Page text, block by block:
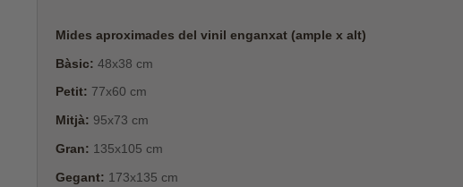
Mides aproximades del vinil enganxat (ample x alt)
Bàsic: 48x38 cm
Petit: 77x60 cm
Mitjà: 95x73 cm
Gran: 135x105 cm
Gegant: 173x135 cm